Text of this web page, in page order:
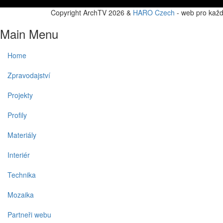
Copyright ArchTV 2026 & HARO Czech - web pro
Main Menu
Home
Zpravodajství
Projekty
Profily
Materiály
Interiér
Technika
Mozaika
Partneři webu